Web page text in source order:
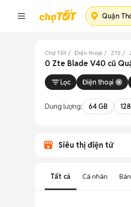
Quận
Chợ Tốt Điện thoại ZTE
0 Zte Blade V40 cũ
Lọc Điện thoại
Dung lượng: 64 GB
Siêu thị điện tử
Tất cả Cá nhân